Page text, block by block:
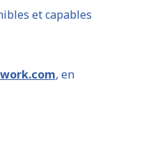
et capables
, en